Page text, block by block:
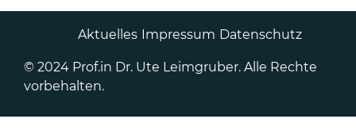
Aktuelles Impressum Datenschutz
© 2024 Prof.in Dr. Ute Leimgruber. Alle Rechte
vorbehalten.